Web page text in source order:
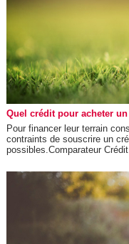
Quel crédit pour acheter
Pour financer leur terrain
contraints de souscrire un
possibles.Comparateur